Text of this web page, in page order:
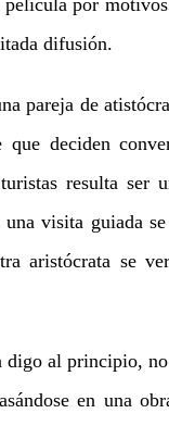
difusión.
pareja de
que deciden
resulta ser
una visita guiada
aristócrata se
al principio,
en una